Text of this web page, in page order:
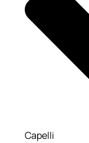
Capelli